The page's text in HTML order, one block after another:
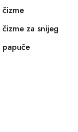
čizme
čizme za snijeg
papuče